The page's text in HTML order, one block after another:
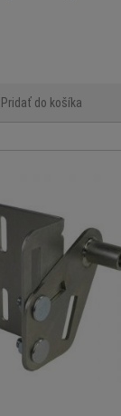
Pridať do košíka